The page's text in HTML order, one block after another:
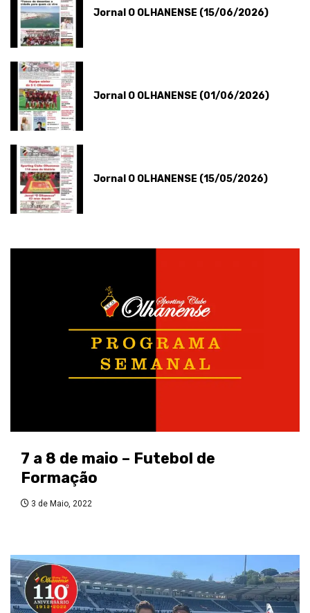
Jornal O OLHANENSE (15/06/2026)
Jornal O OLHANENSE (01/06/2026)
Jornal O OLHANENSE (15/05/2026)
7 a 8 de maio – Futebol de
Formação
3 de Maio, 2022